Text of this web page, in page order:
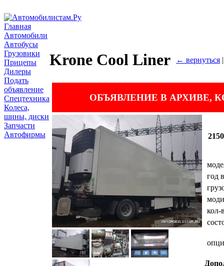
Главная
Автомобили
Автобусы
Грузовики
Прицепы
Дилеры
Подать
объявление
Спецтехника
Колеса,
шины, диски
Запчасти
Автофирмы
Krone Cool Liner ← вернуться
ОБЪЯВЛЕНИЕ В АРХИВЕ,
год
кол-